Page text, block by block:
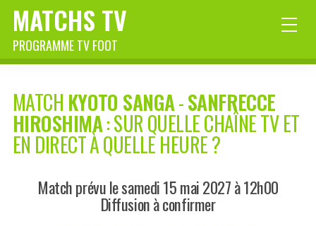
MATCHS TV
PROGRAMME TV FOOT
MATCH KYOTO SANGA-SANFRECCE
HIROSHIMA: SUR QUELLE CHAÎNE TV ET
EN DIRECT À QUELLE HEURE ?
Match prévu le samedi 15 mai 2027 à 12h00
Diffusion à confirmer